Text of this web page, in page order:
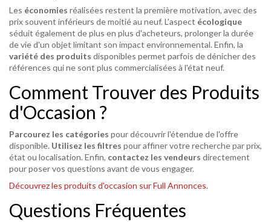
Les économies réalisées restent la première motivation, avec des
prix souvent inférieurs de moitié au neuf. L'aspect écologique
séduit également de plus en plus d'acheteurs, prolonger la durée
de vie d'un objet limitant son impact environnemental. Enfin, la
variété des produits disponibles permet parfois de dénicher des
références qui ne sont plus commercialisées à l'état neuf.
Comment Trouver des Produits
d'Occasion ?
Parcourez les catégories pour découvrir l'étendue de l'offre
disponible. Utilisez les filtres pour affiner votre recherche par prix,
état ou localisation. Enfin, contactez les vendeurs directement
pour poser vos questions avant de vous engager.
Découvrez les produits d'occasion sur Full Annonces.
Questions Fréquentes